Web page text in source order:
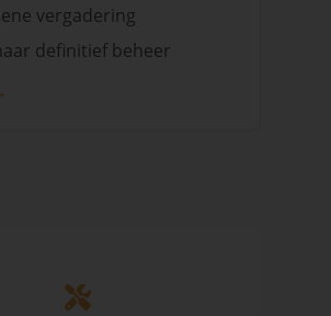
vergadering
definitief beheer